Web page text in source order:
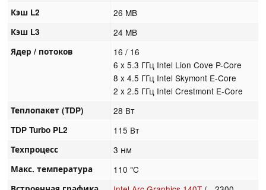
Кэш L2 26 MB
Кэш L3 24 MB
Ядер / потоков
16 / 16
6 x 5.3 ГГц Intel Lion Cove P-Core
8 x 4.5 ГГц Intel Skymont E-Core
2 x 2.5 ГГц Intel Crestmont E-Core
Теплопакет (TDP) 28 Вт
TDP Turbo PL2 115 Вт
Техпроцесс 3 нм
Макс. температура 110 °C